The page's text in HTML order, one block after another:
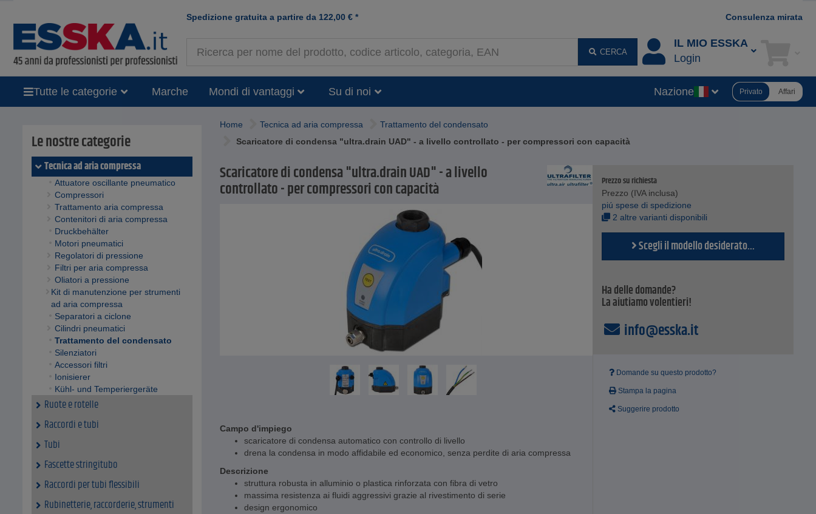
Spedizione gratuita a partire da 122,00 € * Consulenza mirata
CERCA
IL MIO ESSKA
Login
Tutte le categorie Marche Mondi di vantaggi Su di noi Nazione Privato Affari
Le nostre categorie
Tecnica ad aria compressa
Attuatore oscillante pneumatico
Compressori
Trattamento aria compressa
Contenitori di aria compressa
Druckbehälter
Motori pneumatici
Regolatori di pressione
Filtri per aria compressa
Oliatori a pressione
Kit di manutenzione per strumenti
ad aria compressa
Separatori a ciclone
Cilindri pneumatici
Trattamento del condensato
Silenziatori
Accessori filtri
Ionisierer
Kühl- und Temperiergeräte
Ruote e rotelle
Raccordi e tubi
Tubi
Fascette stringitubo
Raccordi per tubi flessibili
Rubinetterie, raccorderie, strumenti
Home Tecnica ad aria compressa
Trattamento del condensato
Scaricatore di condensa "ultra.drain UAD" - a livello controllato - per compressori con capacità
Scaricatore di condensa "ultra.drain UAD" - a livello
controllato - per compressori con capacità
Campo d'impiego
scaricatore di condensa automatico con controllo di livello
drena la condensa in modo affidabile ed economico, senza perdite di aria compressa
Descrizione
struttura robusta in alluminio o plastica rinforzata con fibra di vetro
massima resistenza ai fluidi aggressivi grazie al rivestimento di serie
design ergonomico
Prezzo su richiesta
Prezzo (IVA inclusa)
piú spese di spedizione
2 altre varianti disponibili
Scegli il modello desiderato...
Ha delle domande?
La aiutiamo volentieri!
info@esska.it
Domande su questo prodotto?
Stampa la pagina
Suggerire prodotto